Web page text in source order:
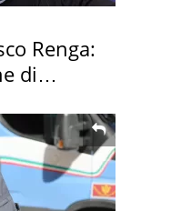
Renga:
di